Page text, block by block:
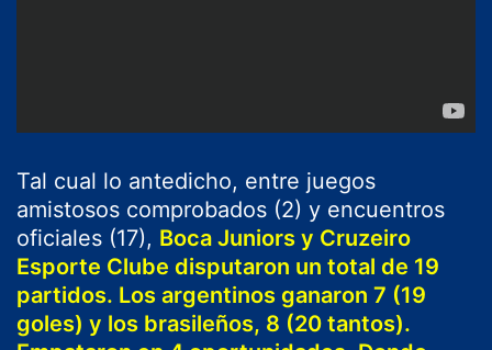
Tal cual lo antedicho, entre juegos
amistosos comprobados (2) y encuentros
oficiales (17), Boca Juniors y Cruzeiro
Esporte Clube disputaron un total de 19
partidos. Los argentinos ganaron 7 (19
goles) y los brasileños, 8 (20 tantos).